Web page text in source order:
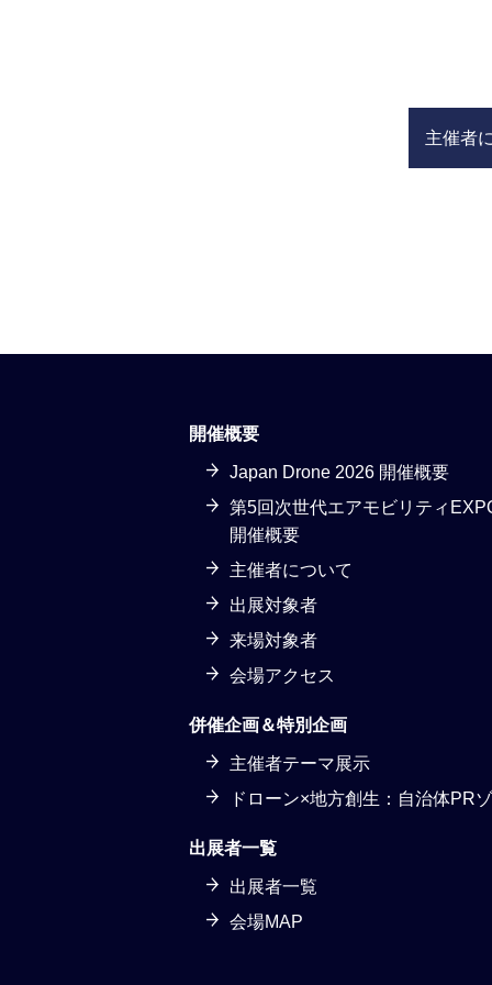
主催者
開催概要
Japan Drone 2026 開催概要
第5回次世代エアモビリティ
開催概要
主催者について
出展対象者
来場対象者
会場アクセス
併催企画＆特別企画
主催者テーマ展示
ドローン×地方創生：自治体PR
出展者一覧
出展者一覧
会場MAP